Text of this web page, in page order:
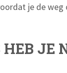
je de weg
JE